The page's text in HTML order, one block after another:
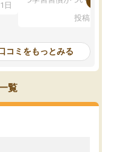
の
ま
日
指導が無い日も予定表
問できるのでとても助か
投稿日：
コミをもっとみる
覧